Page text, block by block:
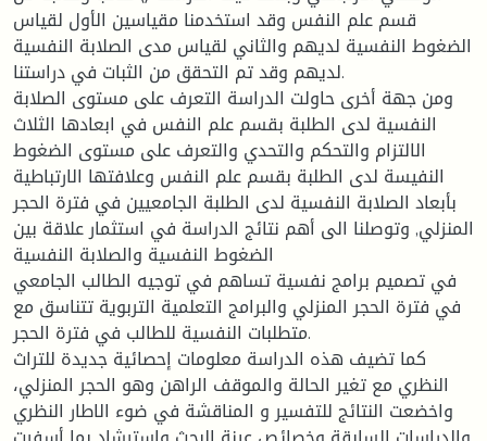
قسم علم النفس وقد استخدمنا مقياسين الأول لقياس
الضغوط النفسية لديهم والثاني لقياس مدى الصلابة النفسية
لديهم وقد تم التحقق من الثبات في دراستنا.
ومن جهة أخرى حاولت الدراسة التعرف على مستوى الصلابة
النفسية لدى الطلبة بقسم علم النفس في ابعادها الثلاث
الالتزام والتحكم والتحدي والتعرف على مستوى الضغوط
النفيسة لدى الطلبة بقسم علم النفس وعلافتها الارتباطية
بأبعاد الصلابة النفسية لدى الطلبة الجامعيين في فترة الحجر
المنزلي, وتوصلنا الى أهم نتائج الدراسة في استثمار علاقة بين
الضغوط النفسية والصلابة النفسية
في تصميم برامج نفسية تساهم في توجيه الطالب الجامعي
في فترة الحجر المنزلي والبرامج التعلمية التربوية تتناسق مع
متطلبات النفسية للطالب في فترة الحجر.
كما تضيف هذه الدراسة معلومات إحصائية جديدة للتراث
النظري مع تغير الحالة والموقف الراهن وهو الحجر المنزلي،
واخضعت النتائج للتفسير و المناقشة في ضوء الاطار النظري